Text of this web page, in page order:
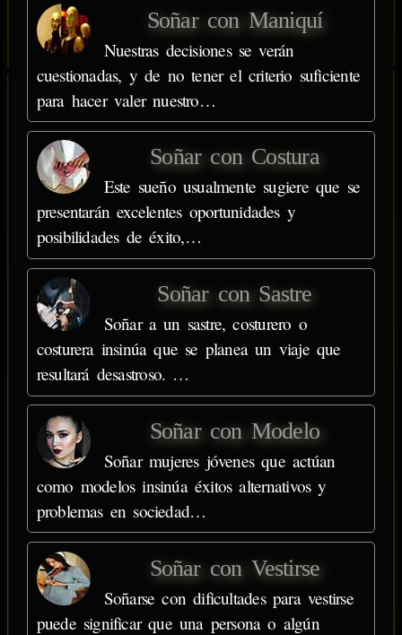
Soñar con Maniquí
Nuestras decisiones se verán
cuestionadas, y de no tener el criterio suficiente
para hacer valer nuestro…
Soñar con Costura
Este sueño usualmente sugiere que se
presentarán excelentes oportunidades y
posibilidades de éxito,…
Soñar con Sastre
Soñar a un sastre, costurero o
costurera insinúa que se planea un viaje que
resultará desastroso. …
Soñar con Modelo
Soñar mujeres jóvenes que actúan
como modelos insinúa éxitos alternativos y
problemas en sociedad…
Soñar con Vestirse
Soñarse con dificultades para vestirse
puede significar que una persona o algún